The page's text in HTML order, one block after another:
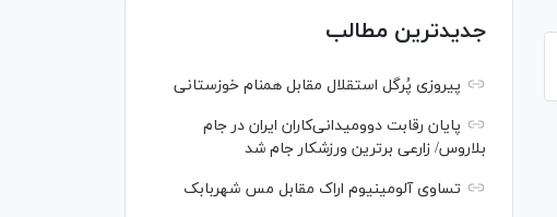
جدیدترین مطالب
پیروزی پُرگل استقلال مقابل همنام خوزستانی
پایان رقابت دوومیدانی‌کاران ایران در جام
بلاروس/ زارعی برترین ورزشکار جام شد
تساوی آلومینیوم اراک مقابل مس شهربابک